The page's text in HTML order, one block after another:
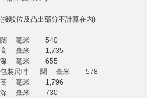
(接駁位及凸出部分不計算在內)
闊 毫米 540
高 毫米 1,735
深 毫米 655
包裝尺吋 闊 毫米 578
高 毫米 1,796
深 毫米 730